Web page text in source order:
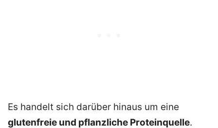
Es handelt sich darüber hinaus um eine
glutenfreie und pflanzliche Proteinquelle.